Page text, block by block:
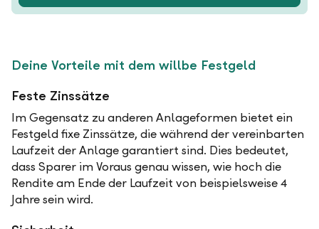
Deine Vorteile mit dem willbe Festgeld
Feste Zinssätze
Im Gegensatz zu anderen Anlageformen bietet ein
Festgeld fixe Zinssätze, die während der vereinbarten
Laufzeit der Anlage garantiert sind. Dies bedeutet,
dass Sparer im Voraus genau wissen, wie hoch die
Rendite am Ende der Laufzeit von beispielsweise 4
Jahre sein wird.